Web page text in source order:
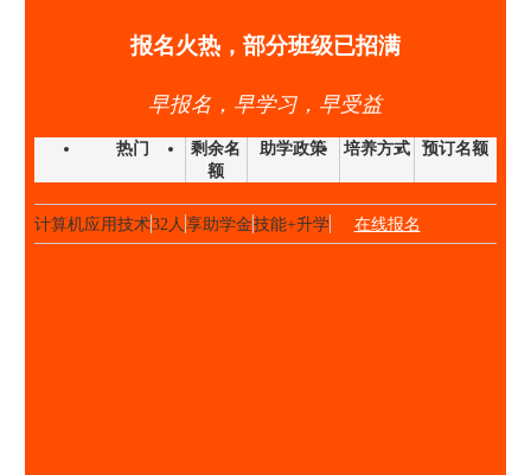
报名火热，部分班级已招满
早报名，早学习，早受益
热门
剩余名
额
助学政策 培养方式 预订名额
32人享助学金 技能+升学 在线报名
时尚西点班23人 享助学金技能+升学 在线报名
金典总厨班20人享助学金技能+升学 在线报名
计算机应用技术32人 享助学金技能+升学 在线报名